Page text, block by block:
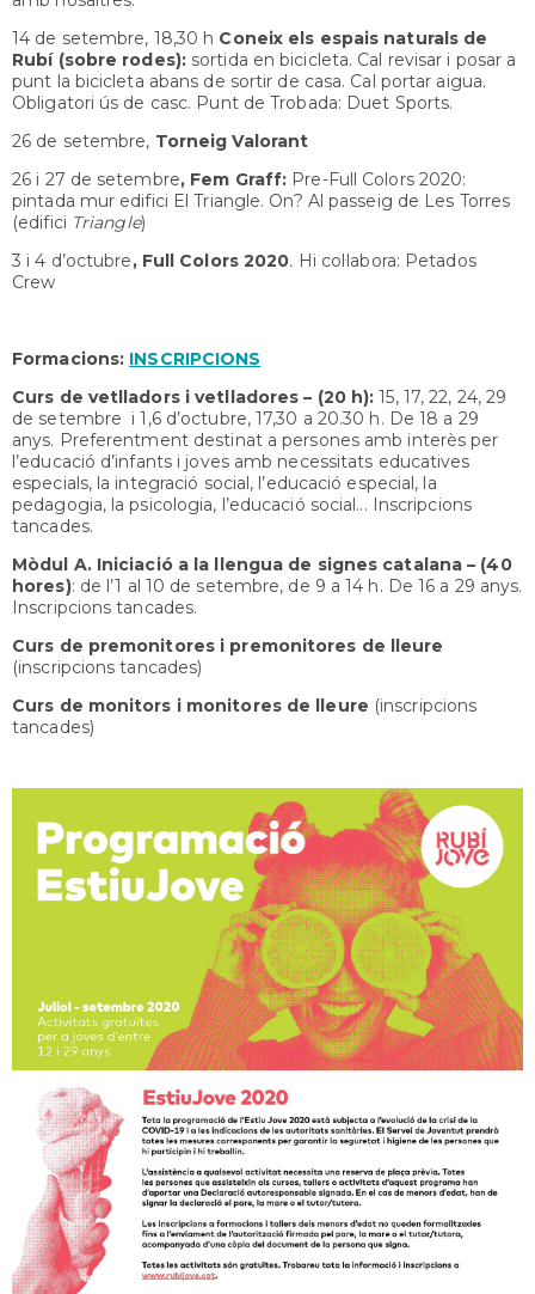
14 de setembre, 18,30 h Coneix els espais naturals de
Rubí (sobre rodes): sortida en bicicleta. Cal revisar i posar a
punt la bicicleta abans de sortir de casa. Cal portar aigua.
Obligatori ús de casc. Punt de Trobada: Duet Sports.
26 de setembre, Torneig Valorant
26 i 27 de setembre, Fem Graff: Pre-Full Colors 2020:
pintada mur edifici El Triangle. On? Al passeig de Les Torres
(edifici Triangle)
3 i 4 d’octubre, Full Colors 2020. Hi col·labora: Petados
Crew
Formacions: INSCRIPCIONS
Curs de vetlladors i vetlladores – (20 h):15, 17, 22, 24, 29
de setembre i 1,6 d’octubre, 17,30 a 20.30 h. De 18 a 29
anys. Preferentment destinat a persones amb interès per
l’educació d’infants i joves amb necessitats educatives
especials, la integració social, l’educació especial, la
pedagogia, la psicologia, l’educació social... Inscripcions
tancades.
Mòdul A. Iniciació a la llengua de signes catalana – (40
hores): de l’1 al 10 de setembre, de 9 a 14 h. De 16 a 29 anys.
Inscripcions tancades.
Curs de premonitores i premonitores de lleure
(inscripcions tancades)
Curs de monitors i monitores de lleure (inscripcions
tancades)